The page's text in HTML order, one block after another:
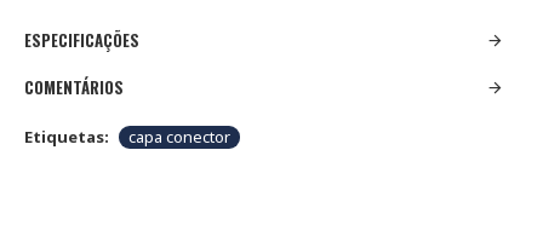
ESPECIFICAÇÕES
COMENTÁRIOS
Etiquetas: capa conector